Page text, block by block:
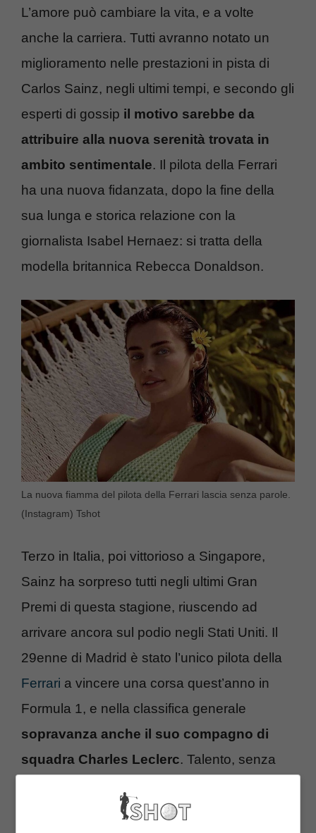
L’amore può cambiare la vita, e a volte
anche la carriera. Tutti avranno notato un
miglioramento nelle prestazioni in pista di
Carlos Sainz, negli ultimi tempi, e secondo gli
esperti di gossip il motivo sarebbe da
attribuire alla nuova serenità trovata in
ambito sentimentale. Il pilota della Ferrari
ha una nuova fidanzata, dopo la fine della
sua lunga e storica relazione con la
giornalista Isabel Hernaez: si tratta della
modella britannica Rebecca Donaldson.
La nuova fiamma del pilota della Ferrari lascia senza parole.
(Instagram) Tshot
Terzo in Italia, poi vittorioso a Singapore,
Sainz ha sorpreso tutti negli ultimi Gran
Premi di questa stagione, riuscendo ad
arrivare ancora sul podio negli Stati Uniti. Il
29enne di Madrid è stato l’unico pilota della
Ferrari a vincere una corsa quest’anno in
Formula 1, e nella classifica generale
sopravanza anche il suo compagno di
squadra Charles Leclerc. Talento, senza
della sua nuova felice relazione.